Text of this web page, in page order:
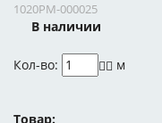
1020PM-000025
В наличии
Кол-во:
м
Товар: